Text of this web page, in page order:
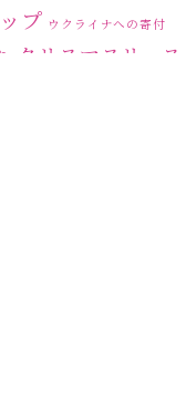
年4月(2)
プ ウクライナへの寄付
クリスマスリース